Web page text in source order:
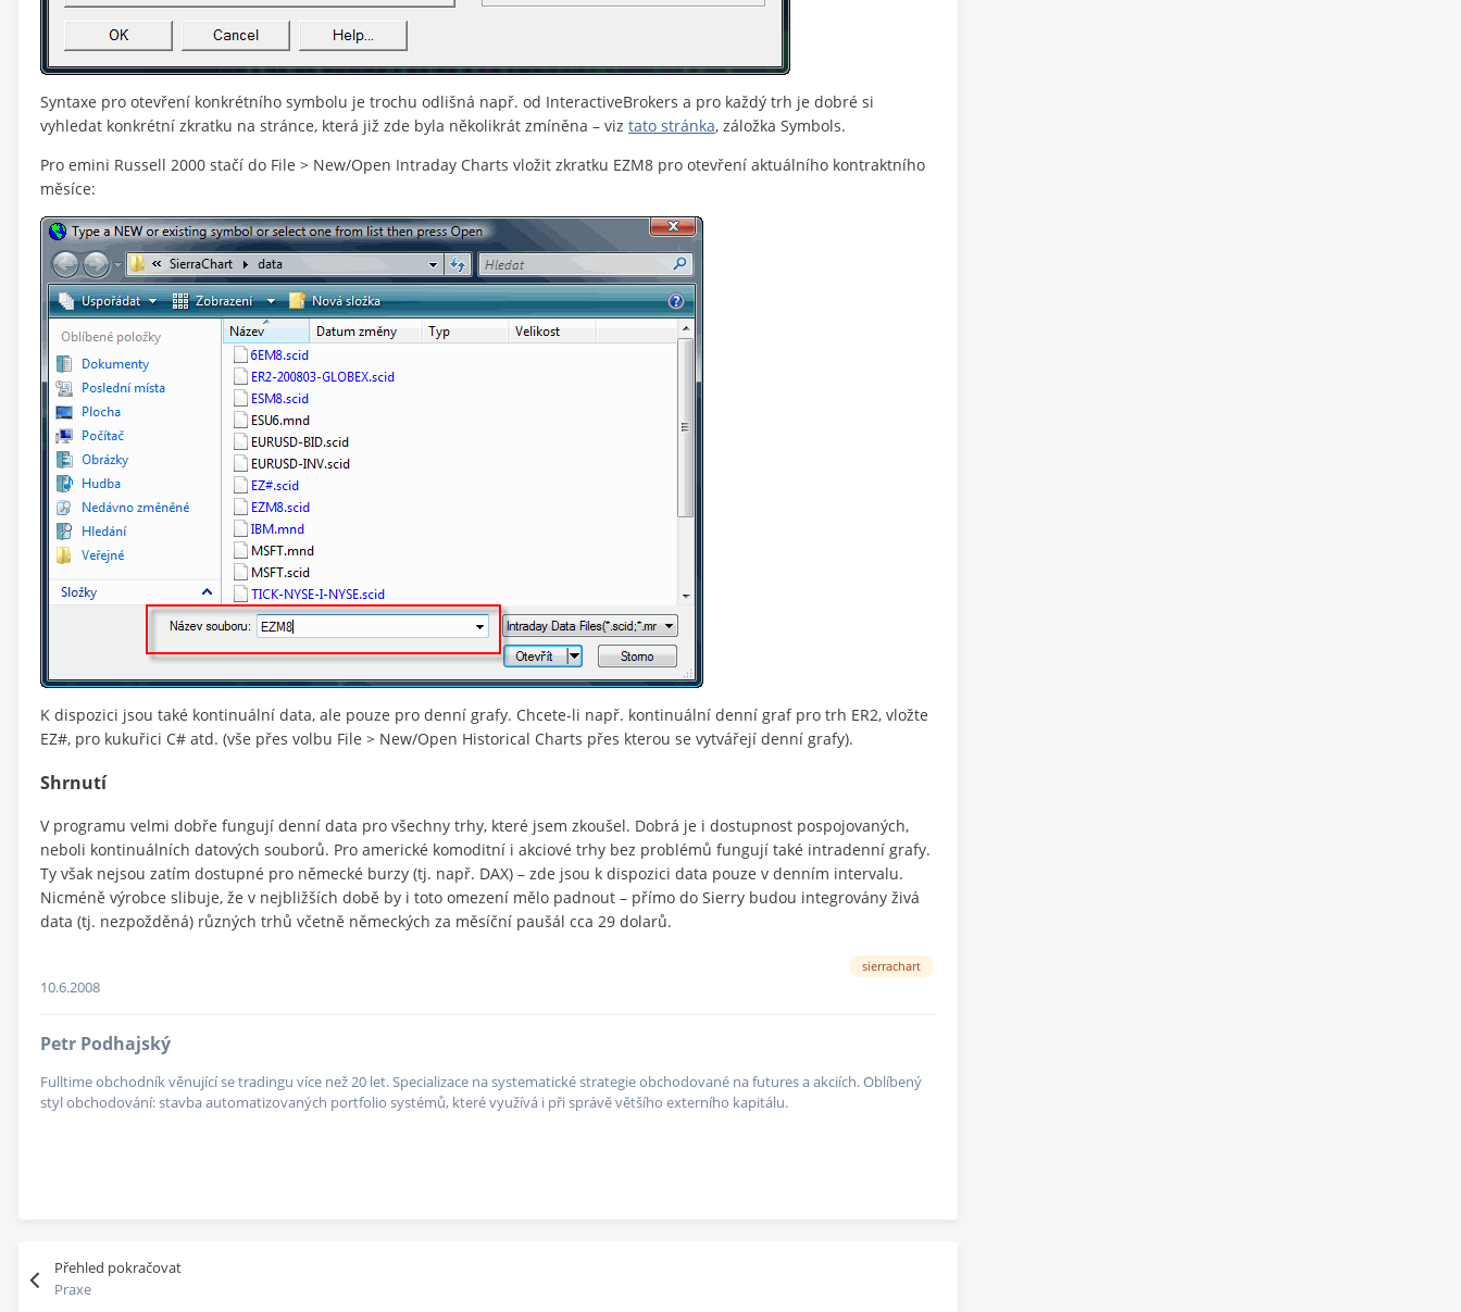
Syntaxe pro otevření konkrétního symbolu je trochu odlišná např. od InteractiveBrokers a pro každý trh je dobré si
vyhledat konkrétní zkratku na stránce, která již zde byla několikrát zmíněna – viz tato stránka, záložka Symbols.
Pro emini Russell 2000 stačí do File > New/Open Intraday Charts vložit zkratku EZM8 pro otevření aktuálního kontraktního
měsíce:
K dispozici jsou také kontinuální data, ale pouze pro denní grafy. Chcete-li např. kontinuální denní graf pro trh ER2, vložte
EZ#, pro kukuřici C# atd. (vše přes volbu File > New/Open Historical Charts přes kterou se vytvářejí denní grafy).
Shrnutí
V programu velmi dobře fungují denní data pro všechny trhy, které jsem zkoušel. Dobrá je i dostupnost pospojovaných,
neboli kontinuálních datových souborů. Pro americké komoditní i akciové trhy bez problémů fungují také intradenní grafy.
Ty však nejsou zatím dostupné pro německé burzy (tj. např. DAX) – zde jsou k dispozici data pouze v denním intervalu.
Nicméně výrobce slibuje, že v nejbližších době by i toto omezení mělo padnout – přímo do Sierry budou integrovány živá
data (tj. nezpožděná) různých trhů včetně německých za měsíční paušál cca 29 dolarů.
sierrachart
10.6.2008
Petr Podhajský
Fulltime obchodník věnující se tradingu více než 20 let. Specializace na systematické strategie obchodované na futures a akciích. Oblíbený
styl obchodování: stavba automatizovaných portfolio systémů, které využívá i při správě většího externího kapitálu.
Přehled pokračovat
Praxe